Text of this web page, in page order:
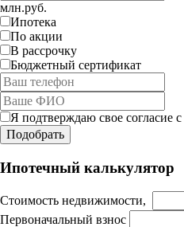
млн.руб.
Ипотека
По акции
В рассрочку
Бюджетный сертификат
Я подтверждаю свое согласие с
Ипотечный калькулятор
Стоимость недвижимости,
Первоначальный взнос